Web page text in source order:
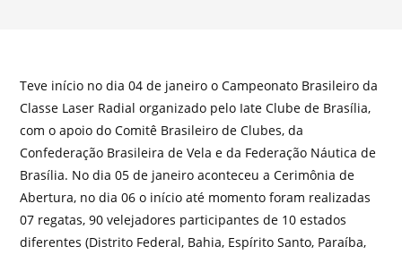
Teve início no dia 04 de janeiro o Campeonato Brasileiro da
Classe Laser Radial organizado pelo Iate Clube de Brasília,
com o apoio do Comitê Brasileiro de Clubes, da
Confederação Brasileira de Vela e da Federação Náutica de
Brasília. No dia 05 de janeiro aconteceu a Cerimônia de
Abertura, no dia 06 o início até momento foram realizadas
07 regatas, 90 velejadores participantes de 10 estados
diferentes (Distrito Federal, Bahia, Espírito Santo, Paraíba,